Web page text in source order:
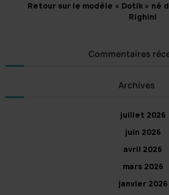
Retour sur le modèle « Dotik » né
Righini
Commentaires
Archives
juillet 2026
juin 2026
avril 2026
mars 2026
janvier 2026